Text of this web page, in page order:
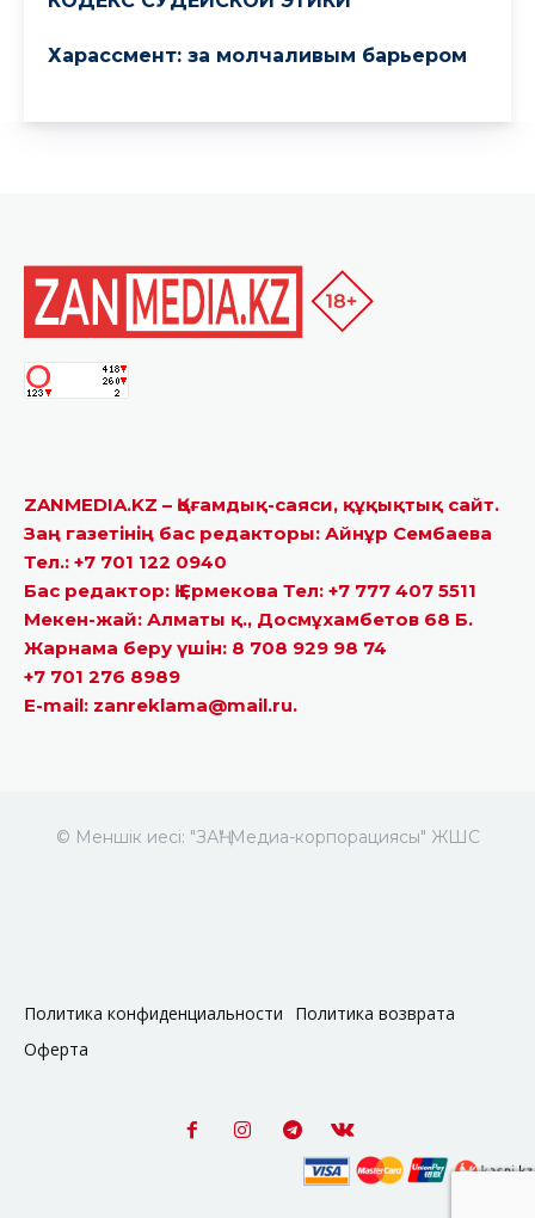
ZANMEDIA.KZ – Қоғамдық-саяси, құқықтық сайт.
Заң газетінің бас редакторы: Айнұр Сембаева
Тел.: +7 701 122 0940
Бас редактор: Қ.Ермекова Тел: +7 777 407 5511
Мекен-жай: Алматы қ., Досмұхамбетов 68 Б.
Жарнама беру үшін: 8 708 929 98 74
+7 701 276 8989
E-mail: zanreklama@mail.ru.
© Меншік иесі: "ЗАҢ" Медиа-корпорациясы" ЖШС
Политика конфиденциальности
Политика возврата
Оферта